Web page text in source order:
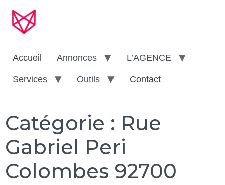
Accueil Annonces L’AGENCE
Services Outils Contact
Catégorie : Rue
Gabriel Peri
Colombes 92700